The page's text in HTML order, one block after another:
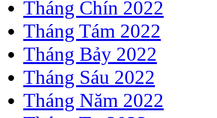
Tháng Chín 2022
Tháng Tám 2022
Tháng Bảy 2022
Tháng Sáu 2022
Tháng Năm 2022